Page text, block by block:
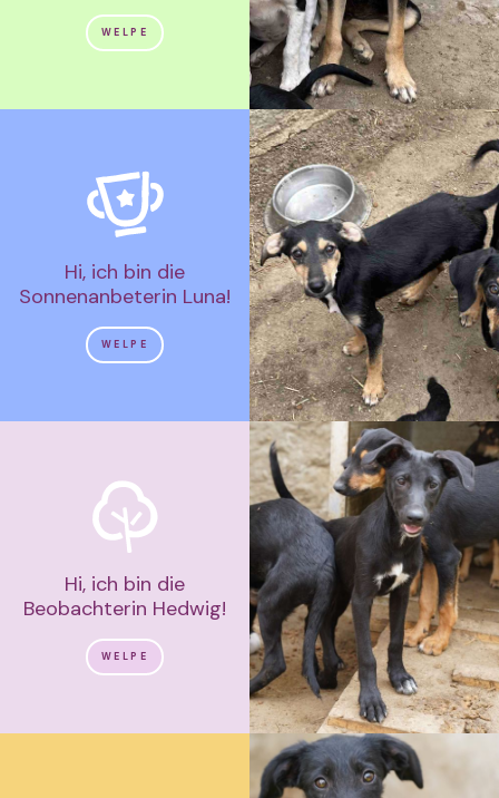
WELPE
Hi, ich bin die
Sonnenanbeterin Luna!
WELPE
Hi, ich bin die
Beobachterin Hedwig!
WELPE